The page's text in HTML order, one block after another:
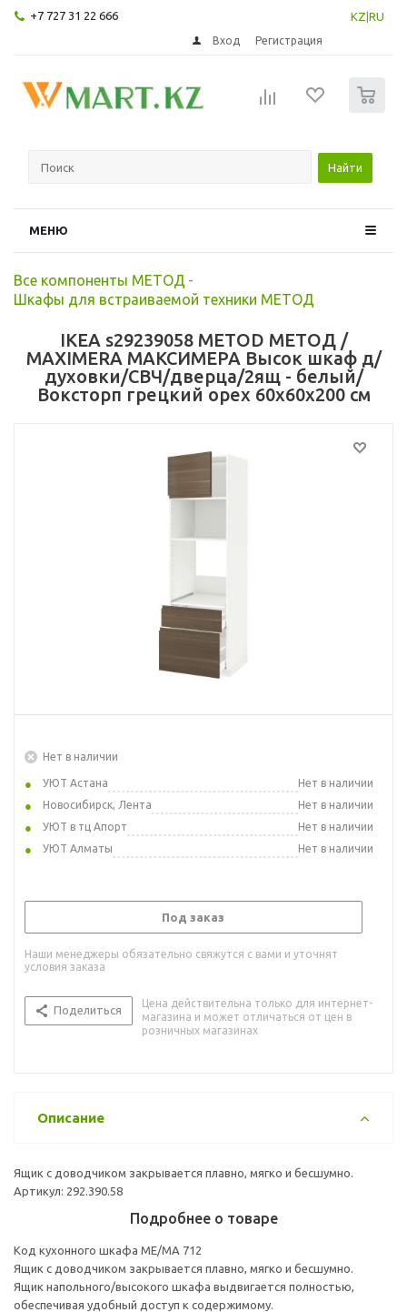
+7 727 31 22 666 KZ RU
Вход Регистрация
Найти
МЕНЮ
Все компоненты МЕТОД -
Шкафы для встраиваемой техники МЕТОД
IKEA s29239058 METOD МЕТОД /
MAXIMERA МАКСИМЕРА Высок шкаф д/
духовки/СВЧ/дверца/2ящ - белый/
Воксторп грецкий орех 60x60x200 см
Нет в наличии
УЮТ Астана
Нет в наличии
Новосибирск, Лента
Нет в наличии
УЮТ в тц Апорт
Нет в наличии
УЮТ Алматы
Нет в наличии
Под заказ
Наши менеджеры обязательно свяжутся с вами и уточнят
условия заказа
Поделиться
Цена действительна только для интернет-
магазина и может отличаться от цен в
розничных магазинах
Описание
Ящик с доводчиком закрывается плавно, мягко и бесшумно.
Артикул: 292.390.58
Подробнее о товаре
Код кухонного шкафа ME/MA 712
Ящик с доводчиком закрывается плавно, мягко и бесшумно.
Ящик напольного/высокого шкафа выдвигается полностью,
обеспечивая удобный доступ к содержимому.